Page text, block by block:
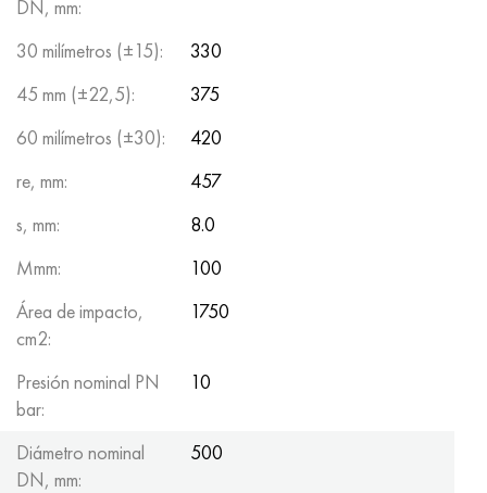
DN, mm:
30 milímetros (±15):
330
45 mm (±22,5):
375
60 milímetros (±30):
420
re, mm:
457
s, mm:
8.0
Mmm:
100
Área de impacto,
cm2:
1750
Presión nominal PN
bar:
10
Diámetro nominal
DN, mm:
500